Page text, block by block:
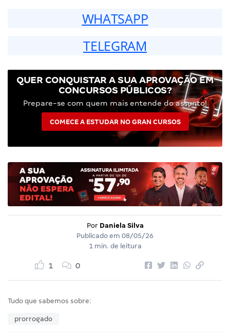
WHATSAPP
TELEGRAM
QUER CONQUISTAR A SUA APROVAÇÃO EM
CONCURSOS PÚBLICOS?
Prepare-se com quem mais entende do assunto!
COMECE A ESTUDAR NO GRAN CURSOS
Por Daniela Silva
Publicado em 08/05/26
1 min. de leitura
1 0
Tudo que sabemos sobre:
prorrogado